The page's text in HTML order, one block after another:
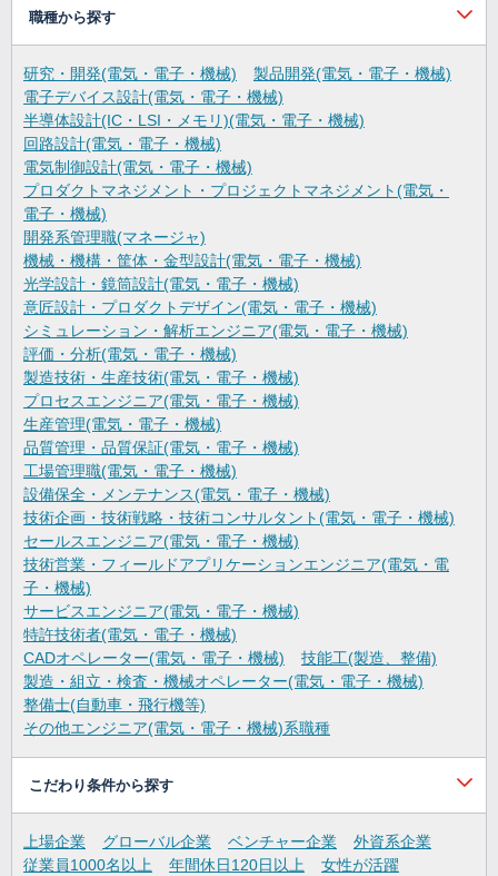
職種から探す
研究・開発(電気・電子・機械)
製品開発(電気・電子・機械)
電子デバイス設計(電気・電子・機械)
半導体設計(IC・LSI・メモリ)(電気・電子・機械)
回路設計(電気・電子・機械)
電気制御設計(電気・電子・機械)
プロダクトマネジメント・プロジェクトマネジメント(電気・
電子・機械)
開発系管理職(マネージャ)
機械・機構・筐体・金型設計(電気・電子・機械)
光学設計・鏡筒設計(電気・電子・機械)
意匠設計・プロダクトデザイン(電気・電子・機械)
シミュレーション・解析エンジニア(電気・電子・機械)
評価・分析(電気・電子・機械)
製造技術・生産技術(電気・電子・機械)
プロセスエンジニア(電気・電子・機械)
生産管理(電気・電子・機械)
品質管理・品質保証(電気・電子・機械)
工場管理職(電気・電子・機械)
設備保全・メンテナンス(電気・電子・機械)
技術企画・技術戦略・技術コンサルタント(電気・電子・機械)
セールスエンジニア(電気・電子・機械)
技術営業・フィールドアプリケーションエンジニア(電気・電
子・機械)
サービスエンジニア(電気・電子・機械)
特許技術者(電気・電子・機械)
CADオペレーター(電気・電子・機械)
技能工(製造、整備)
製造・組立・検査・機械オペレーター(電気・電子・機械)
整備士(自動車・飛行機等)
その他エンジニア(電気・電子・機械)系職種
こだわり条件から探す
上場企業 グローバル企業 ベンチャー企業
外資系企業
従業員1000名以上
年間休日120日以上
女性が活躍